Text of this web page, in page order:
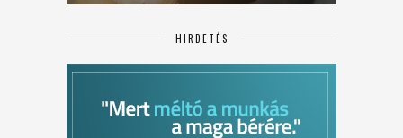
HIRDETÉS